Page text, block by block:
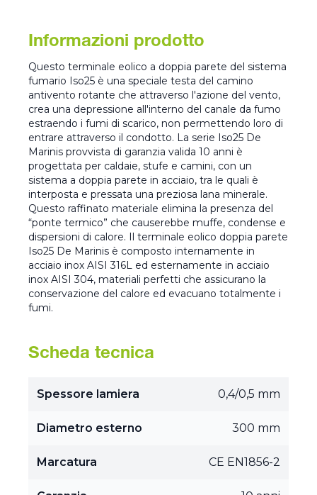
Informazioni prodotto
Questo terminale eolico a doppia parete del sistema
fumario Iso25 è una speciale testa del camino
antivento rotante che attraverso l'azione del vento,
crea una depressione all'interno del canale da fumo
estraendo i fumi di scarico, non permettendo loro di
entrare attraverso il condotto. La serie Iso25 De
Marinis provvista di garanzia valida 10 anni è
progettata per caldaie, stufe e camini, con un
sistema a doppia parete in acciaio, tra le quali è
interposta e pressata una preziosa lana minerale.
Questo raffinato materiale elimina la presenza del
“ponte termico” che causerebbe muffe, condense e
dispersioni di calore. Il terminale eolico doppia parete
Iso25 De Marinis è composto internamente in
acciaio inox AISI 316L ed esternamente in acciaio
inox AISI 304, materiali perfetti che assicurano la
conservazione del calore ed evacuano totalmente i
fumi.
Scheda tecnica
Spessore lamiera 0,4/0,5 mm
Diametro esterno 300 mm
Marcatura CE EN1856-2